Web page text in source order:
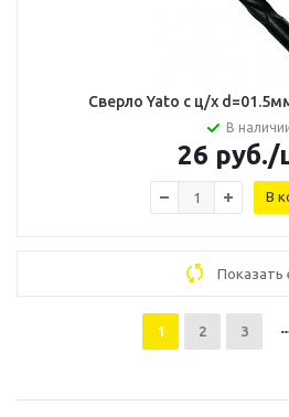
Сверло Yato с ц/х
В
26 руб./
В
Показать
1 2 3